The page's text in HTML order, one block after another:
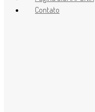
bibliotecas na
mesma utilizada
uma nova geração
conhecida por
— Pedro Andretta
Contato